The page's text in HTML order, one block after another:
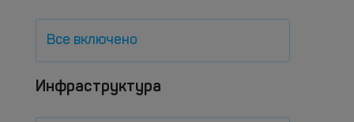
Все включено
Инфраструктура